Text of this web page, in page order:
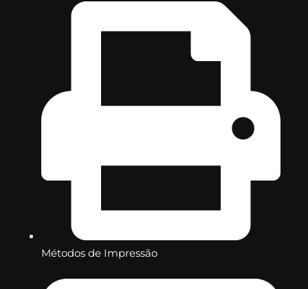
Métodos de Impressão